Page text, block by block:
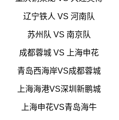
辽宁铁人 VS 河南队
苏州队 VS 南京队
成都蓉城 VS 上海申花
青岛西海岸VS成都蓉城
上海海港VS深圳新鹏城
上海申花VS青岛海牛